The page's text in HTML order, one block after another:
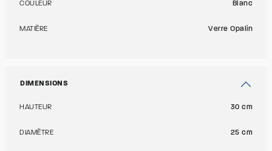
COULEUR Blanc
MATIÈRE Verre Opalin
DIMENSIONS
HAUTEUR 30 cm
DIAMÈTRE 25 cm